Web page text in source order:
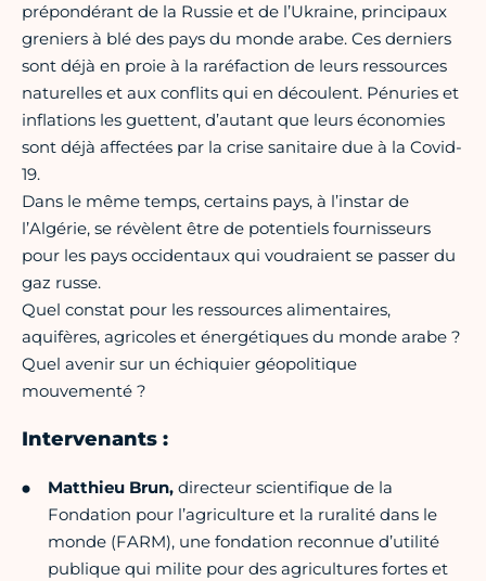
prépondérant de la Russie et de l’Ukraine, principaux
greniers à blé des pays du monde arabe. Ces derniers
sont déjà en proie à la raréfaction de leurs ressources
naturelles et aux conflits qui en découlent. Pénuries et
inflations les guettent, d’autant que leurs économies
sont déjà affectées par la crise sanitaire due à la Covid-
19.
Dans le même temps, certains pays, à l’instar de
l’Algérie, se révèlent être de potentiels fournisseurs
pour les pays occidentaux qui voudraient se passer du
gaz russe.
Quel constat pour les ressources alimentaires,
aquifères, agricoles et énergétiques du monde arabe ?
Quel avenir sur un échiquier géopolitique
mouvementé ?
Intervenants :
Matthieu Brun, directeur scientifique de la
Fondation pour l’agriculture et la ruralité dans le
monde (FARM), une fondation reconnue d’utilité
publique qui milite pour des agricultures fortes et